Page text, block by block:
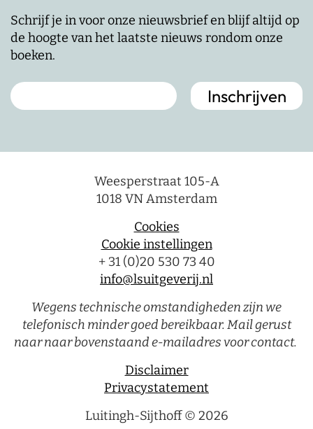
Schrijf je in voor onze nieuwsbrief en blijf altijd op
de hoogte van het laatste nieuws rondom onze
boeken.
Weesperstraat 105-A
1018 VN Amsterdam
Cookies
Cookie instellingen
+ 31 (0)20 530 73 40
info@lsuitgeverij.nl
Wegens technische omstandigheden zijn we
telefonisch minder goed bereikbaar. Mail gerust
naar naar bovenstaand e-mailadres voor contact.
Disclaimer
Privacystatement
Luitingh-Sijthoff © 2026